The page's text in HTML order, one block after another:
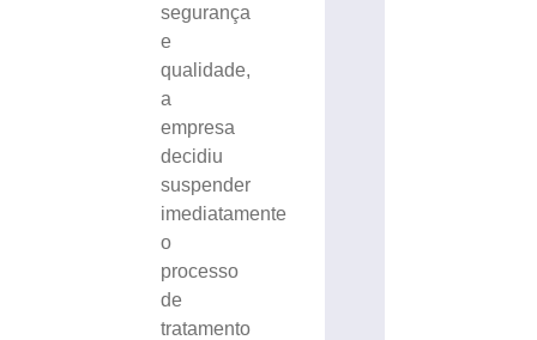
segurança
e
qualidade,
a
empresa
decidiu
suspender
imediatamente
o
processo
de
tratamento